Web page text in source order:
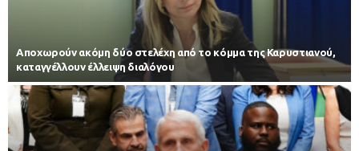
Αποχωρούν ακόμη δύο στελέχη από το κόμμα της Καρυστιανού,
καταγγέλλουν έλλειψη διαλόγου